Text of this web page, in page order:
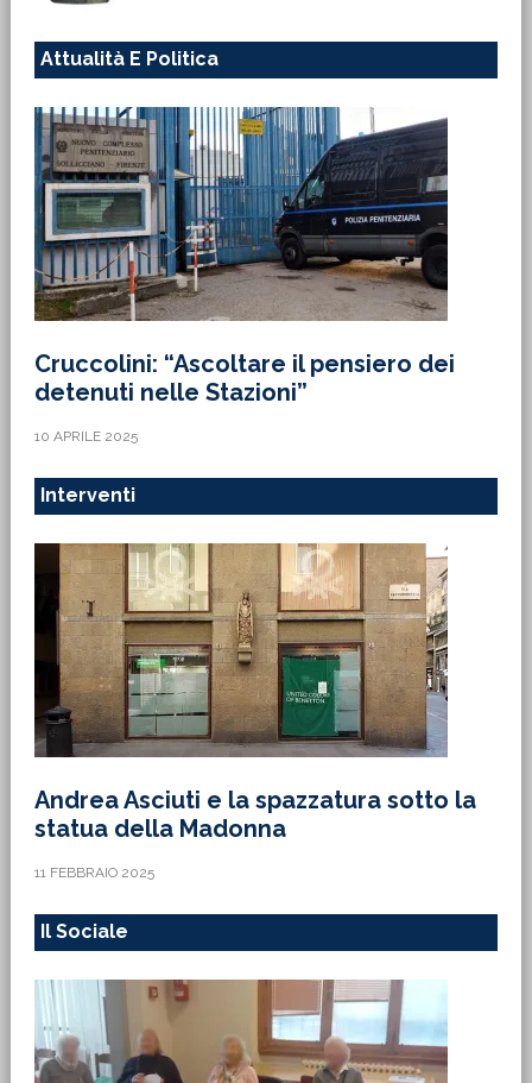
Attualità E Politica
Cruccolini: “Ascoltare il pensiero dei
detenuti nelle Stazioni”
10 APRILE 2025
Interventi
Andrea Asciuti e la spazzatura sotto la
statua della Madonna
11 FEBBRAIO 2025
Il Sociale